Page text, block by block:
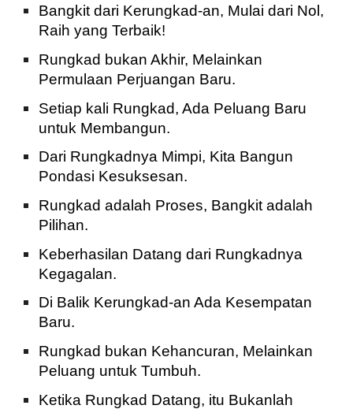
Bangkit dari Kerungkad-an, Mulai dari Nol,
Raih yang Terbaik!
Rungkad bukan Akhir, Melainkan
Permulaan Perjuangan Baru.
Setiap kali Rungkad, Ada Peluang Baru
untuk Membangun.
Dari Rungkadnya Mimpi, Kita Bangun
Pondasi Kesuksesan.
Rungkad adalah Proses, Bangkit adalah
Pilihan.
Keberhasilan Datang dari Rungkadnya
Kegagalan.
Di Balik Kerungkad-an Ada Kesempatan
Baru.
Rungkad bukan Kehancuran, Melainkan
Peluang untuk Tumbuh.
Ketika Rungkad Datang, itu Bukanlah